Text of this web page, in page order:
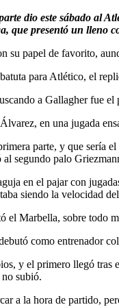
dio este sábado al
que presentó un lleno
su papel de favorito,
para Atlético, el
a Gallagher fue
en una jugada
parte, y que sería
segundo palo
en el pajar con
siendo la velocidad
el Marbella, sobre todo
como entrenador
y el primero llegó
subió.
a la hora de partido,